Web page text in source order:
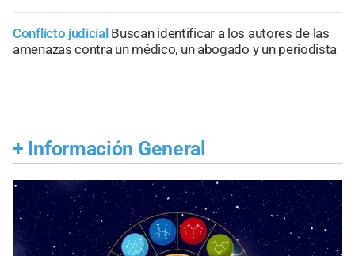
Conflicto judicial Buscan identificar a los autores de las
amenazas contra un médico, un abogado y un periodista
+ Información General